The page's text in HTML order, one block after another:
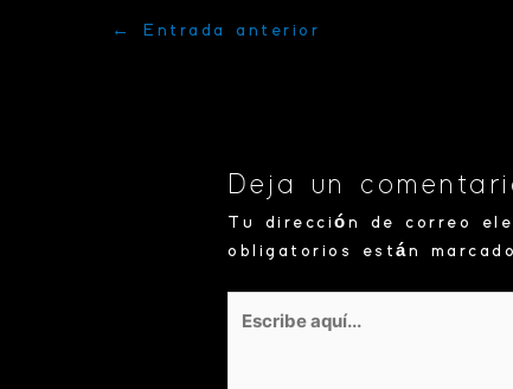
← Entrada anterior
Deja un
Tu dirección de correo
obligatorios están
aquí...